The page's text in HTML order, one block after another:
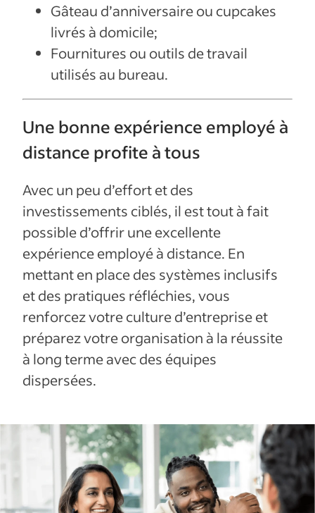
Gâteau d’anniversaire ou cupcakes
livrés à domicile;
Fournitures ou outils de travail
utilisés au bureau.
Une bonne expérience employé à
distance profite à tous
Avec un peu d’effort et des
investissements ciblés, il est tout à fait
possible d’offrir une excellente
expérience employé à distance. En
mettant en place des systèmes inclusifs
et des pratiques réfléchies, vous
renforcez votre culture d’entreprise et
préparez votre organisation à la réussite
à long terme avec des équipes
dispersées.